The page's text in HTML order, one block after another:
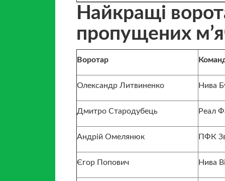
Найкращі
пропущених
Воротар
Олександр Литвиненко Нива
Дмитро Стародубець Реал
Андрій Омелянюк ПФК
Єгор Попович Нива